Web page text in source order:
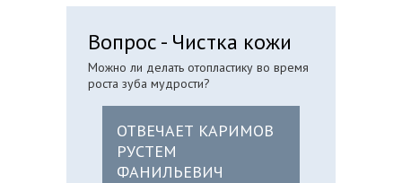
Вопрос - Чистка кожи
Можно ли делать отопластику во время
роста зуба мудрости?
ОТВЕЧАЕТ КАРИМОВ
РУСТЕМ
ФАНИЛЬЕВИЧ